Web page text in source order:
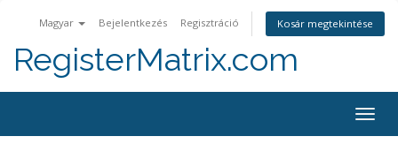
Magyar Bejelentkezés Regisztráció Kosár megtekintése
RegisterMatrix.com